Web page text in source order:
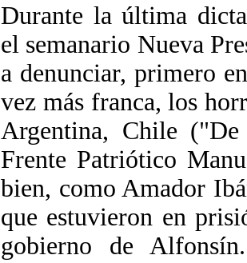
Durante la última
el semanario Nueva
a denunciar, primero
vez más franca, los
Argentina, Chile
Frente Patriótico
bien, como Amador
que estuvieron en
gobierno de